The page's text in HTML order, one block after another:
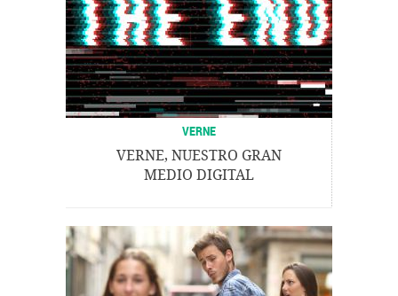
VERNE
VERNE, NUESTRO GRAN
MEDIO DIGITAL